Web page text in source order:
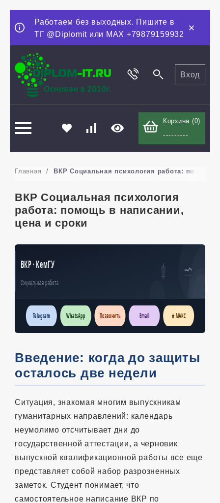
Работаем без выходных. Пишите в
ТГ @Diplomit или MAX +79879159932
Вход
Корзина (0)
---------
Главная / ВКР Социальная психология работа: помощь
ВКР Социальная психология
работа: помощь в написании,
цена и сроки
ВКР · КемГУ
Социальная работа
Telegram WhatsApp Позвонить Email ★ МАКС
Введение: когда до защиты
осталось две недели
Ситуация, знакомая многим выпускникам
гуманитарных направлений: календарь
неумолимо отсчитывает дни до
государственной аттестации, а черновик
выпускной квалификационной работы все еще
представляет собой набор разрозненных
заметок. Студент понимает, что
самостоятельное написание ВКР по